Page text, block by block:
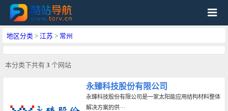
地区分类 > 江苏 > 常州
本分类下共有 3 个网站
永臻科技股份有限公司
永臻科技股份有限公司是一家太阳能应用结构材料整体
解决方案的供···